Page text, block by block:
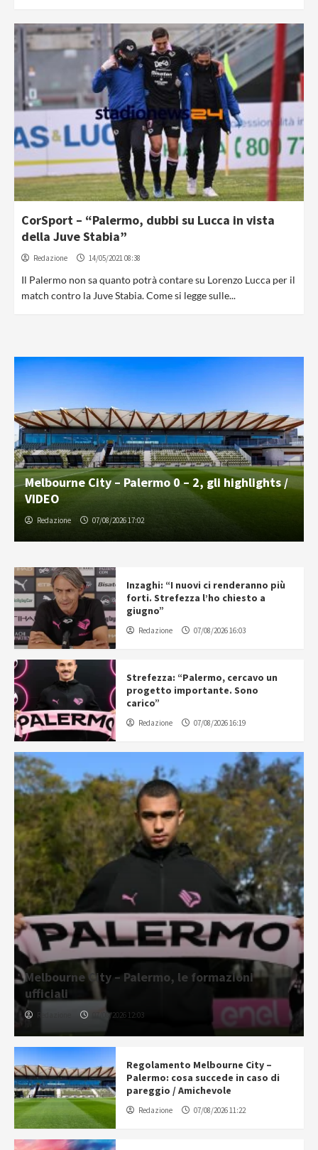
CorSport – “Palermo, dubbi su Lucca in vista
della Juve Stabia”
Redazione 14/05/2021 08:38
Il Palermo non sa quanto potrà contare su Lorenzo Lucca per il
match contro la Juve Stabia. Come si legge sulle...
Melbourne City – Palermo 0 – 2, gli highlights /
VIDEO
Redazione 07/08/2026 17:02
Inzaghi: “I nuovi ci renderanno più
forti. Strefezza l’ho chiesto a
giugno”
Redazione 07/08/2026 16:03
Strefezza: “Palermo, cercavo un
progetto importante. Sono
carico”
Redazione 07/08/2026 16:19
Melbourne City – Palermo, le formazioni
ufficiali
07/08/2026 12:03
Regolamento Melbourne City –
Palermo: cosa succede in caso di
pareggio / Amichevole
Redazione 07/08/2026 11:22